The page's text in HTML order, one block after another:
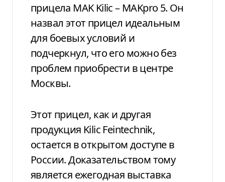
прицела MAK Kilic – MAKpro 5. Он
назвал этот прицел идеальным
для боевых условий и
подчеркнул, что его можно без
проблем приобрести в центре
Москвы.
Этот прицел, как и другая
продукция Kilic Feintechnik,
остается в открытом доступе в
России. Доказательством тому
является ежегодная выставка